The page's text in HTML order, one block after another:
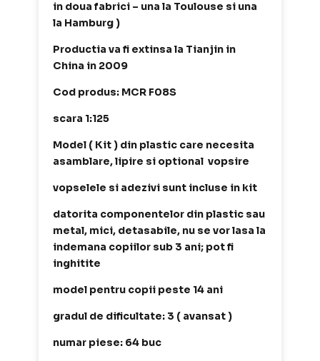
in doua fabrici – una la Toulouse si una
la Hamburg )
Productia va fi extinsa la Tianjin in
China in 2009
Cod produs: MCR F08S
scara 1:125
Model ( Kit ) din plastic care necesita
asamblare, lipire si optional vopsire
vopselele si adezivi sunt incluse in kit
datorita componentelor din plastic sau
metal, mici, detasabile, nu se vor lasa la
indemana copiilor sub 3 ani; pot fi
inghitite
model pentru copii peste 14 ani
gradul de dificultate: 3 ( avansat )
numar piese: 64 buc